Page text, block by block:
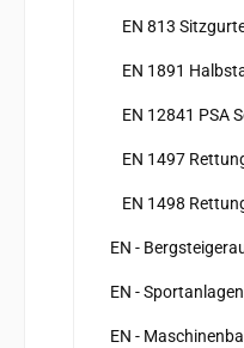
EN 813
EN 1891
EN 12841 PSA
EN 1497
EN 1498
EN -
EN -
EN -